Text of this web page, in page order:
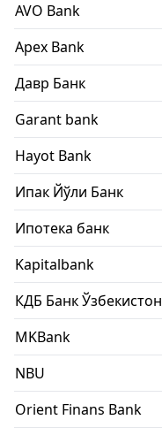
AVO Bank
Apex Bank
Давр Банк
Garant bank
Hayot Bank
Ипак Йўли Банк
Ипотека банк
Kapitalbank
КДБ Банк Ўзбекистон
MKBank
NBU
Orient Finans Bank